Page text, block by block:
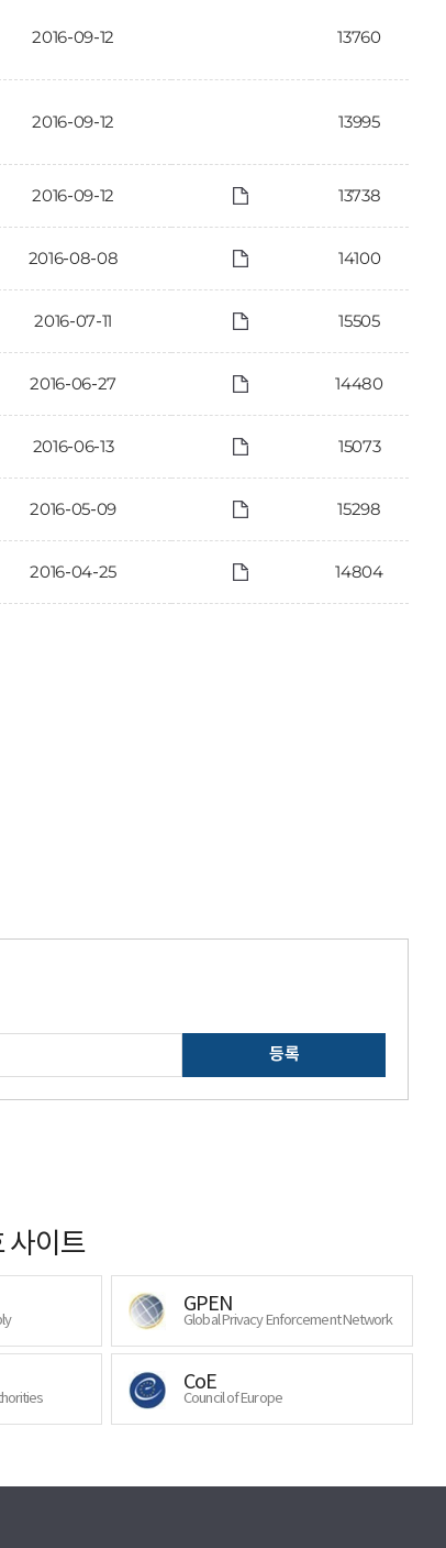
2016-09-12 13760
2016-09-12 13995
2016-09-12 13738
2016-08-08 14100
2016-07-11 15505
2016-06-27 14480
2016-06-13 15073
2016-05-09 15298
2016-04-25 14804
등록
사이트
GPEN
Global Privacy Enforcement Network
CoE
Council of Europe